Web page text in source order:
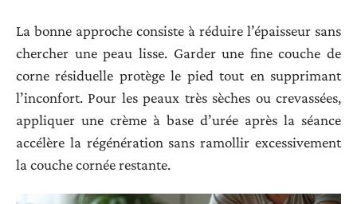
La bonne approche consiste à réduire l’épaisseur sans
chercher une peau lisse. Garder une fine couche de
corne résiduelle protège le pied tout en supprimant
l’inconfort. Pour les peaux très sèches ou crevassées,
appliquer une crème à base d’urée après la séance
accélère la régénération sans ramollir excessivement
la couche cornée restante.